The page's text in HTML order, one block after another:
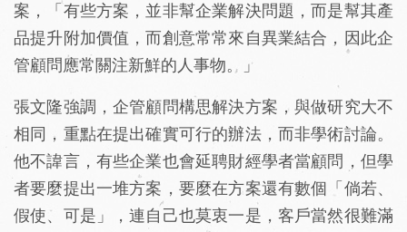
案，「有些方案，並非幫企業解決問題，而是幫其產
品提升附加價值，而創意常常來自異業結合，因此企
管顧問應常關注新鮮的人事物。」
張文隆強調，企管顧問構思解決方案，與做研究大不
相同，重點在提出確實可行的辦法，而非學術討論。
他不諱言，有些企業也會延聘財經學者當顧問，但學
者要麼提出一堆方案，要麼在方案還有數個「倘若、
假使、可是」，連自己也莫衷一是，客戶當然很難滿